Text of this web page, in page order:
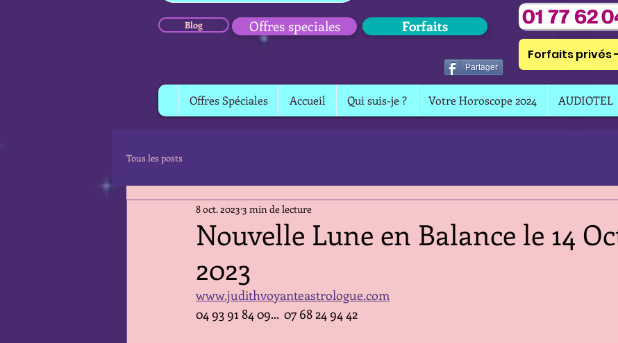
Blog Offres speciales Forfaits
Partager
Forfaits privés -
Offres Spéciales Accueil Qui suis-je ? Votre Horoscope 2024 AUDIOTEL
Tous les posts
Nouvelle Lune en Balance le 14
2023
8 oct. 2023 3 min de lecture
www.judithvoyanteastrologue.com
04 93 91 84 09...  07 68 24 94 42